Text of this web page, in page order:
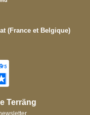
(France et Belgique)
Terräng